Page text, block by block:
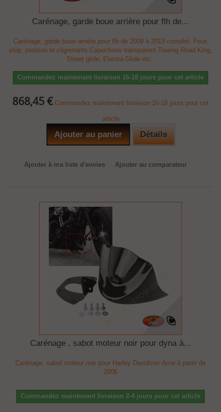
Carénage, garde boue arrière pour flh de...
Carénage, garde boue arrière pour flh de 2009 à 2013 complet. Feux
stop, position et clignotants.Capuchons transparent.Touring Road King,
Street glide, Electra Glide etc..
Commandez maintenant livraison 16-18 jours pour cet article
868,45 € Commandez maintenant livraison 16-18 jours pour cet
article
Ajouter au panier Détails
Ajouter à ma liste d'envies Ajouter au comparateur
Carénage , sabot moteur noir pour dyna à...
Carénage, sabot moteur noir pour Harley Davidson dyna à partir de
2006
Commandez maintenant livraison 2-4 jours pour cet article